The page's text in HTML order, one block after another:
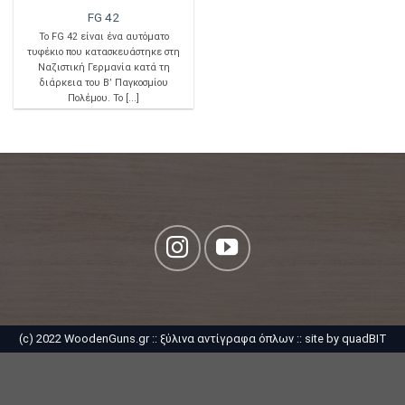
FG 42
Το FG 42 είναι ένα αυτόματο
τυφέκιο που κατασκευάστηκε στη
Ναζιστική Γερμανία κατά τη
διάρκεια του Β’ Παγκοσμίου
Πολέμου. Το [...]
(c) 2022 WoodenGuns.gr :: ξύλινα αντίγραφα όπλων:: site by quadBIT